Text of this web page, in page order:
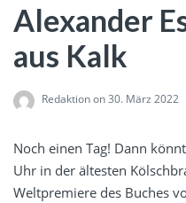
Alexander
aus Kalk
Redaktionon 30. März 2022
Noch einen Tag! Dann
Uhr in der ältesten
Weltpremiere des Buches